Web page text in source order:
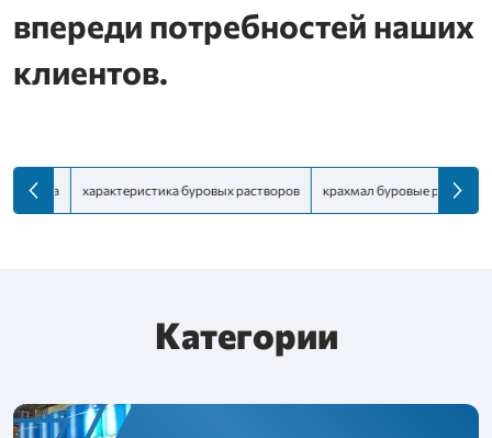
впереди потребностей наших
клиентов.
характеристика буровых растворов крахмал буровые растворы
Категории